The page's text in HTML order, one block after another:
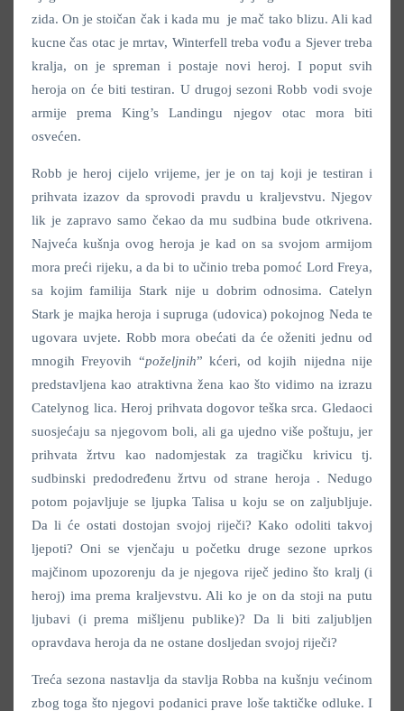
zida. On je stoičan čak i kada mu je mač tako blizu. Ali kad
kucne čas otac je mrtav, Winterfell treba vođu a Sjever treba
kralja, on je spreman i postaje novi heroj. I poput svih
heroja on će biti testiran. U drugoj sezoni Robb vodi svoje
armije prema King’s Landingu njegov otac mora biti
osvećen.
Robb je heroj cijelo vrijeme, jer je on taj koji je testiran i
prihvata izazov da sprovodi pravdu u kraljevstvu. Njegov
lik je zapravo samo čekao da mu sudbina bude otkrivena.
Najveća kušnja ovog heroja je kad on sa svojom armijom
mora preći rijeku, a da bi to učinio treba pomoć Lord Freya,
sa kojim familija Stark nije u dobrim odnosima. Catelyn
Stark je majka heroja i supruga (udovica) pokojnog Neda te
ugovara uvjete. Robb mora obećati da će oženiti jednu od
mnogih Freyovih “poželjnih” kćeri, od kojih nijedna nije
predstavljena kao atraktivna žena kao što vidimo na izrazu
Catelynog lica. Heroj prihvata dogovor teška srca. Gledaoci
suosjećaju sa njegovom boli, ali ga ujedno više poštuju, jer
prihvata žrtvu kao nadomjestak za tragičku krivicu tj.
sudbinski predodređenu žrtvu od strane heroja . Nedugo
potom pojavljuje se ljupka Talisa u koju se on zaljubljuje.
Da li će ostati dostojan svojoj riječi? Kako odoliti takvoj
ljepoti? Oni se vjenčaju u početku druge sezone uprkos
majčinom upozorenju da je njegova riječ jedino što kralj (i
heroj) ima prema kraljevstvu. Ali ko je on da stoji na putu
ljubavi (i prema mišljenu publike)? Da li biti zaljubljen
opravdava heroja da ne ostane dosljedan svojoj riječi?
Treća sezona nastavlja da stavlja Robba na kušnju većinom
zbog toga što njegovi podanici prave loše taktičke odluke. I